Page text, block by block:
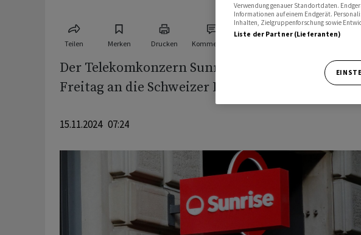
Teilen Merken Drucken Kommentare
Der Telekomkonzern Sunrise kehrt am heutigen
Freitag an die Schweizer Börse zurück.
15.11.2024 07:24
Verwendung genauer Standortdaten.
Informationen auf einem Endgerät.
Inhalten, Zielgruppenforschung sowie
Liste der Partner (Lieferanten)